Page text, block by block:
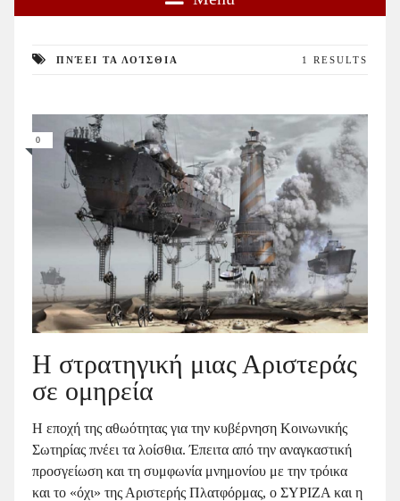
ΠΝΈΕΙ ΤΑ ΛΟΊΣΘΙΑ 1 RESULTS
0
Η στρατηγική μιας Αριστεράς
σε ομηρεία
Η εποχή της αθωότητας για την κυβέρνηση Κοινωνικής
Σωτηρίας πνέει τα λοίσθια. Έπειτα από την αναγκαστική
προσγείωση και τη συμφωνία μνημονίου με την τρόικα
και το «όχι» της Αριστερής Πλατφόρμας, ο ΣΥΡΙΖΑ και η